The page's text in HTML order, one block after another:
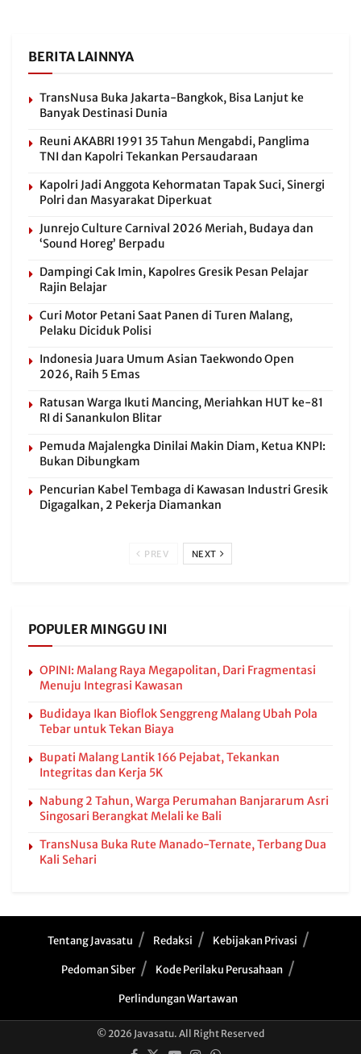
BERITA LAINNYA
TransNusa Buka Jakarta-Bangkok, Bisa Lanjut ke
Banyak Destinasi Dunia
Reuni AKABRI 1991 35 Tahun Mengabdi, Panglima
TNI dan Kapolri Tekankan Persaudaraan
Kapolri Jadi Anggota Kehormatan Tapak Suci, Sinergi
Polri dan Masyarakat Diperkuat
Junrejo Culture Carnival 2026 Meriah, Budaya dan
‘Sound Horeg’ Berpadu
Dampingi Cak Imin, Kapolres Gresik Pesan Pelajar
Rajin Belajar
Curi Motor Petani Saat Panen di Turen Malang,
Pelaku Diciduk Polisi
Indonesia Juara Umum Asian Taekwondo Open
2026, Raih 5 Emas
Ratusan Warga Ikuti Mancing, Meriahkan HUT ke-81
RI di Sanankulon Blitar
Pemuda Majalengka Dinilai Makin Diam, Ketua KNPI:
Bukan Dibungkam
Pencurian Kabel Tembaga di Kawasan Industri Gresik
Digagalkan, 2 Pekerja Diamankan
PREV NEXT
POPULER MINGGU INI
OPINI: Malang Raya Megapolitan, Dari Fragmentasi
Menuju Integrasi Kawasan
Budidaya Ikan Bioflok Senggreng Malang Ubah Pola
Tebar untuk Tekan Biaya
Bupati Malang Lantik 166 Pejabat, Tekankan
Integritas dan Kerja 5K
Nabung 2 Tahun, Warga Perumahan Banjararum Asri
Singosari Berangkat Melali ke Bali
TransNusa Buka Rute Manado-Ternate, Terbang Dua
Kali Sehari
Tentang Javasatu Redaksi Kebijakan Privasi
Pedoman Siber Kode Perilaku Perusahaan
Perlindungan Wartawan
© 2026 Javasatu. All Right Reserved